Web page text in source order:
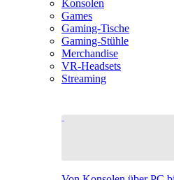
Konsolen
Games
Gaming-Tische
Gaming-Stühle
Merchandise
VR-Headsets
Streaming